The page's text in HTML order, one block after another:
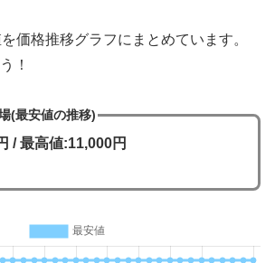
価格推移グラフにまとめています。
！
(最安値の推移)
/ 最高値:11,000円